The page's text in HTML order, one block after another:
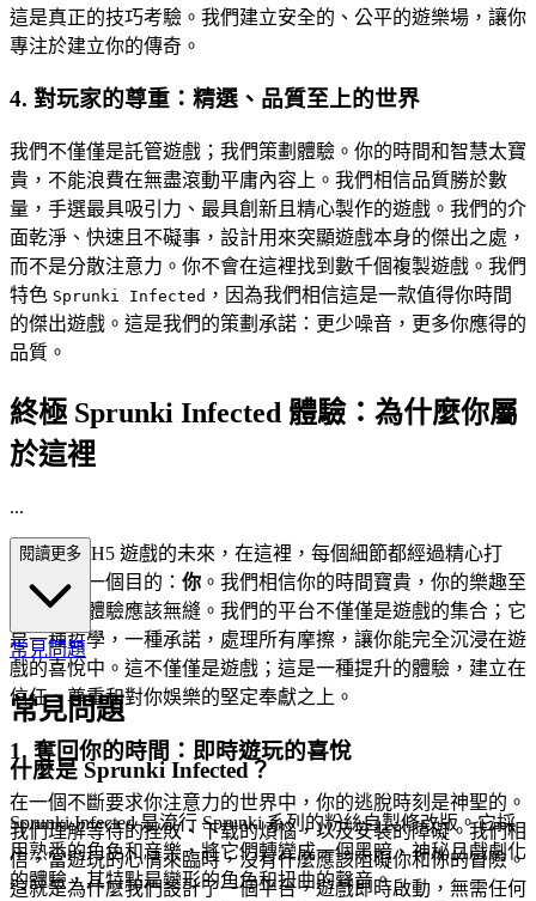
這是真正的技巧考驗。我們建立安全的、公平的遊樂場，讓你
專注於建立你的傳奇。
4. 對玩家的尊重：精選、品質至上的世界
我們不僅僅是託管遊戲；我們策劃體驗。你的時間和智慧太寶
貴，不能浪費在無盡滾動平庸內容上。我們相信品質勝於數
量，手選最具吸引力、最具創新且精心製作的遊戲。我們的介
面乾淨、快速且不礙事，設計用來突顯遊戲本身的傑出之處，
而不是分散注意力。你不會在這裡找到數千個複製遊戲。我們
特色 Sprunki Infected ，因為我們相信這是一款值得你時間
的傑出遊戲。這是我們的策劃承諾：更少噪音，更多你應得的
品質。
終極 Sprunki Infected 體驗：為什麼你屬
於這裡
...
歡迎來到 H5 遊戲的未來，在這裡，每個細節都經過精心打
造，只為一個目的： 你 。我們相信你的時間寶貴，你的樂趣至
上，你的體驗應該無縫。我們的平台不僅僅是遊戲的集合；它
是一種哲學，一種承諾，處理所有摩擦，讓你能完全沉浸在遊
戲的喜悅中。這不僅僅是遊戲；這是一種提升的體驗，建立在
信任、尊重和對你娛樂的堅定奉獻之上。
1. 奪回你的時間：即時遊玩的喜悅
在一個不斷要求你注意力的世界中，你的逃脫時刻是神聖的。
我們理解等待的挫敗、下载的煩惱，以及安裝的障礙。我們相
信，當遊玩的心情來臨時，沒有什麼應該阻礙你和你的冒險。
這就是為什麼我們設計了一個平台，遊戲即時啟動，無需任何
閱讀更多
常見問題
常見問題
什麼是 Sprunki Infected？
Sprunki Infected 是流行 Sprunki 系列的粉絲自製修改版。它採
用熟悉的角色和音樂，將它們轉變成一個黑暗、神秘且戲劇化
的體驗，其特點是變形的角色和扭曲的聲音。